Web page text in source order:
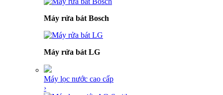
Máy rửa bát Bosch
Máy rửa bát LG
Máy lọc nước cao cấp
›